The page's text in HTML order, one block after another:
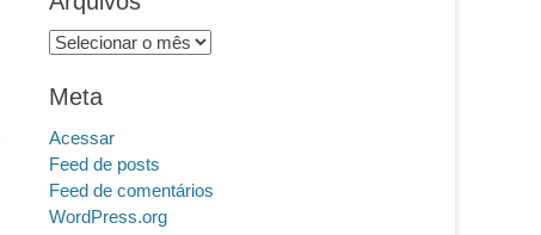
Arquivos
Meta
Acessar
Feed de posts
Feed de comentários
WordPress.org